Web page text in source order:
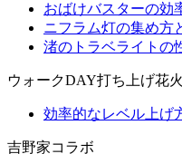
おばけバスターの効
ニフラム灯の集め方
渚のトラベライトの
ウォークDAY打ち上げ花
効率的なレベル上げ
吉野家コラボ